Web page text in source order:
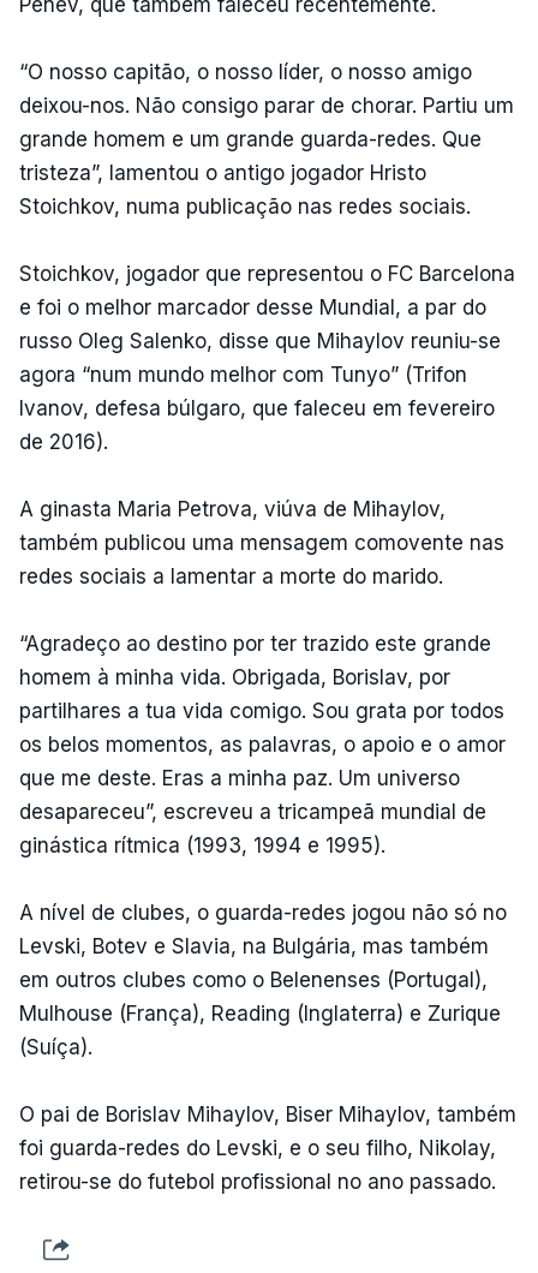
“O nosso capitão, o nosso líder, o nosso amigo
deixou-nos. Não consigo parar de chorar. Partiu um
grande homem e um grande guarda-redes. Que
tristeza”, lamentou o antigo jogador Hristo
Stoichkov, numa publicação nas redes sociais.
Stoichkov, jogador que representou o FC Barcelona
e foi o melhor marcador desse Mundial, a par do
russo Oleg Salenko, disse que Mihaylov reuniu-se
agora “num mundo melhor com Tunyo” (Trifon
Ivanov, defesa búlgaro, que faleceu em fevereiro
de 2016).
A ginasta Maria Petrova, viúva de Mihaylov,
também publicou uma mensagem comovente nas
redes sociais a lamentar a morte do marido.
“Agradeço ao destino por ter trazido este grande
homem à minha vida. Obrigada, Borislav, por
partilhares a tua vida comigo. Sou grata por todos
os belos momentos, as palavras, o apoio e o amor
que me deste. Eras a minha paz. Um universo
desapareceu”, escreveu a tricampeã mundial de
ginástica rítmica (1993, 1994 e 1995).
A nível de clubes, o guarda-redes jogou não só no
Levski, Botev e Slavia, na Bulgária, mas também
em outros clubes como o Belenenses (Portugal),
Mulhouse (França), Reading (Inglaterra) e Zurique
(Suíça).
O pai de Borislav Mihaylov, Biser Mihaylov, também
foi guarda-redes do Levski, e o seu filho, Nikolay,
retirou-se do futebol profissional no ano passado.